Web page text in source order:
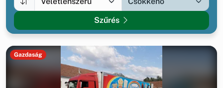
Szűrés
Gazdaság